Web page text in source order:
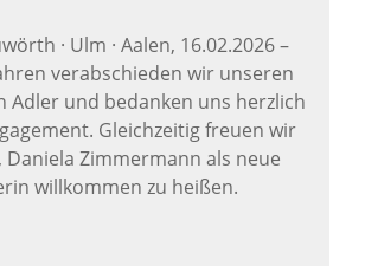
· Ulm · Aalen, 16.02.2026–
verabschieden wir unseren
Adler und bedanken uns herzlich
Gleichzeitig freuen wir
Daniela Zimmermann als neue
willkommen zu heißen.